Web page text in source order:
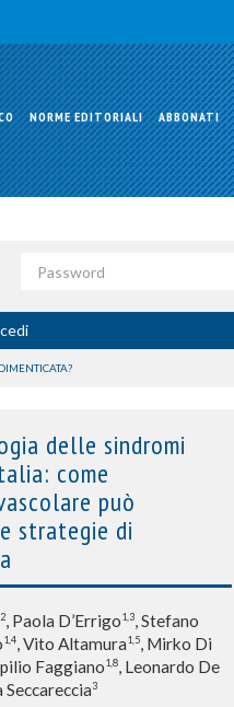
NORME EDITORIALI ABBONATI
delle sindromi
come
può
strategie di
, Paola D’Errigo1,3, Stefano
1,4, Vito Altamura1,5, Mirko Di
Faggiano1,8, Leonardo De
Seccareccia3